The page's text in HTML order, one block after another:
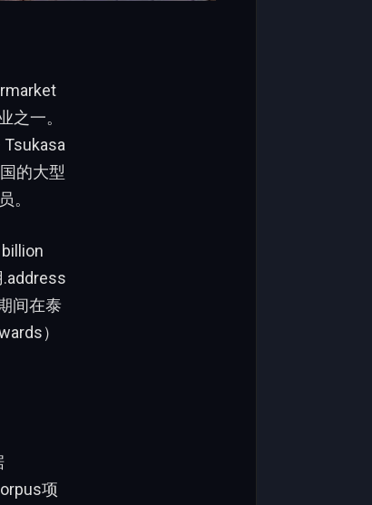
之一。
的大型
。
间在泰
）
项